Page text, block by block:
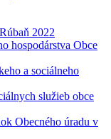
2022
hospodárstva Obce
a sociálneho
služieb obce
Obecného úradu v